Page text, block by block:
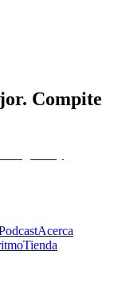
Compite
Acerca
Tienda